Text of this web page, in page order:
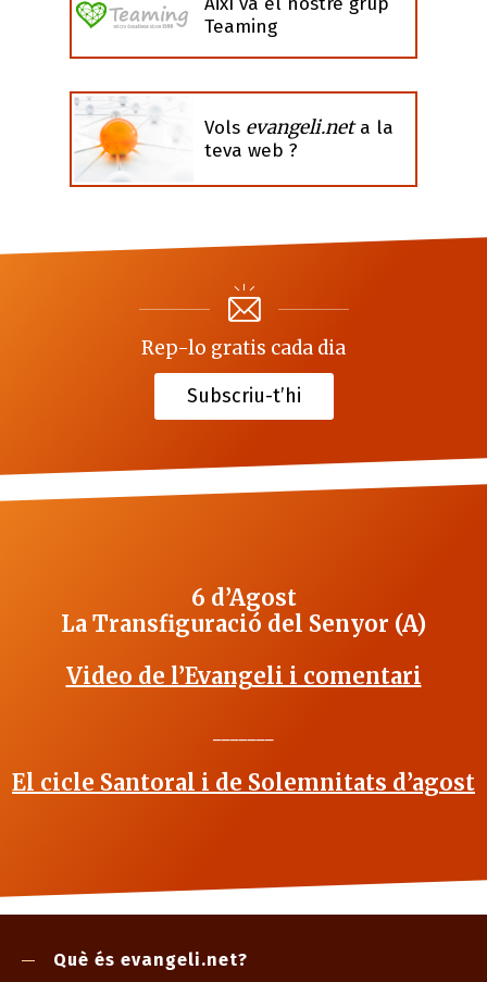
Teaming
Vols evangeli.neta la
teva web ?
Rep-lo gratis cada dia
Subscriu-t’hi
6 d’Agost
La Transfiguració del Senyor (A)
Video de l’Evangeli i comentari
El cicle Santoral i de Solemnitats d’agost
Què és evangeli.net?